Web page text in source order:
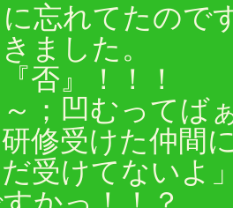
忘れてたので
ました。
否』！！！
；凹むってば
研修受けた仲
だ受けてないよ